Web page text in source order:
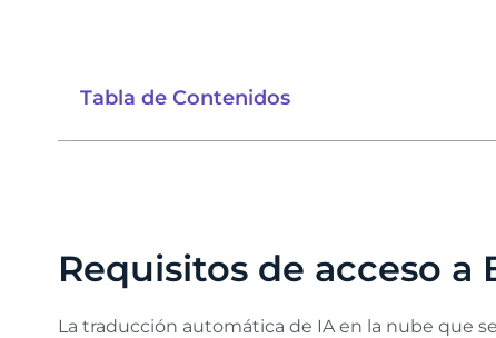
Tabla de Contenidos
Requisitos de acceso a
La traducción automática de IA en la nube que